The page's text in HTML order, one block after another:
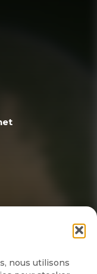
nous utilisons